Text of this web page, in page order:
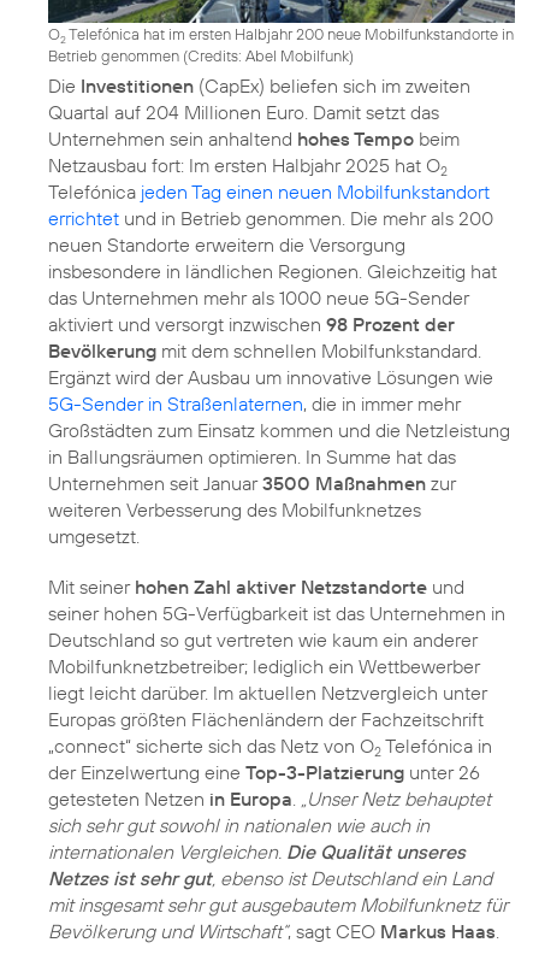
O2Telefónica hat im ersten Halbjahr 200 neue Mobilfunkstandorte in
Betrieb genommen (Credits: Abel Mobilfunk)
Die Investitionen (CapEx) beliefen sich im zweiten
Quartal auf 204 Millionen Euro. Damit setzt das
Unternehmen sein anhaltend hohes Tempo beim
Netzausbau fort: Im ersten Halbjahr 2025 hat O2
Telefónica jeden Tag einen neuen Mobilfunkstandort
errichtet und in Betrieb genommen. Die mehr als 200
neuen Standorte erweitern die Versorgung
insbesondere in ländlichen Regionen. Gleichzeitig hat
das Unternehmen mehr als 1000 neue 5G-Sender
aktiviert und versorgt inzwischen 98 Prozent der
Bevölkerung mit dem schnellen Mobilfunkstandard.
Ergänzt wird der Ausbau um innovative Lösungen wie
5G-Sender in Straßenlaternen, die in immer mehr
Großstädten zum Einsatz kommen und die Netzleistung
in Ballungsräumen optimieren. In Summe hat das
Unternehmen seit Januar3500 Maßnahmen zur
weiteren Verbesserung des Mobilfunknetzes
umgesetzt.
Mit seiner hohen Zahl aktiver Netzstandorte und
seiner hohen 5G-Verfügbarkeit ist das Unternehmen in
Deutschland so gut vertreten wie kaum ein anderer
Mobilfunknetzbetreiber; lediglich ein Wettbewerber
liegt leicht darüber. Im aktuellen Netzvergleich unter
Europas größten Flächenländern der Fachzeitschrift
„connect“ sicherte sich das Netz von O2 Telefónica in
der Einzelwertung eine Top-3-Platzierung unter 26
getesteten Netzen in Europa
„Unser Netz behauptet
sich sehr gut sowohl in nationalen wie auch in
internationalen Vergleichen. Die Qualität unseres
Netzes ist sehr gut, ebenso ist Deutschland ein Land
mit insgesamt sehr gut ausgebautem Mobilfunknetz für
Bevölkerung und Wirtschaft“, sagt CEO Markus Haas